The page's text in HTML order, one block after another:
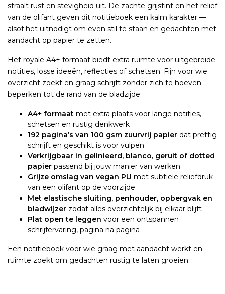
straalt rust en stevigheid uit. De zachte grijstint en het reliëf
van de olifant geven dit notitieboek een kalm karakter —
alsof het uitnodigt om even stil te staan en gedachten met
aandacht op papier te zetten.
Het royale A4+ formaat biedt extra ruimte voor uitgebreide
notities, losse ideeën, reflecties of schetsen. Fijn voor wie
overzicht zoekt en graag schrijft zonder zich te hoeven
beperken tot de rand van de bladzijde.
A4+ formaat met extra plaats voor lange notities,
schetsen en rustig denkwerk
192 pagina’s van 100 gsm zuurvrij papier dat prettig
schrijft en geschikt is voor vulpen
Verkrijgbaar in gelinieerd, blanco, geruit of dotted
papier passend bij jouw manier van werken
Grijze omslag van vegan PU met subtiele reliëfdruk
van een olifant op de voorzijde
Met elastische sluiting, penhouder, opbergvak en
bladwijzer zodat alles overzichtelijk bij elkaar blijft
Plat open te leggen voor een ontspannen
schrijfervaring, pagina na pagina
Een notitieboek voor wie graag met aandacht werkt en
ruimte zoekt om gedachten rustig te laten groeien.